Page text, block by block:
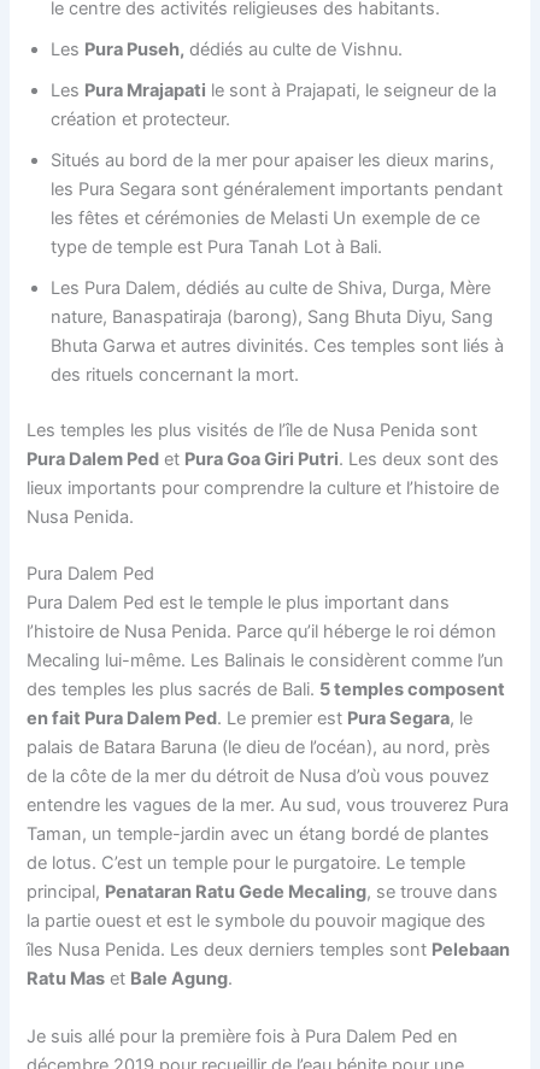
le centre des activités religieuses des habitants.
Les Pura Puseh, dédiés au culte de Vishnu.
Les Pura Mrajapati le sont à Prajapati, le seigneur de la
création et protecteur.
Situés au bord de la mer pour apaiser les dieux marins,
les Pura Segara sont généralement importants pendant
les fêtes et cérémonies de Melasti Un exemple de ce
type de temple est Pura Tanah Lot à Bali.
Les Pura Dalem, dédiés au culte de Shiva, Durga, Mère
nature, Banaspatiraja (barong), Sang Bhuta Diyu, Sang
Bhuta Garwa et autres divinités. Ces temples sont liés à
des rituels concernant la mort.
Les temples les plus visités de l’île de Nusa Penida sont
Pura Dalem Ped et Pura Goa Giri Putri. Les deux sont des
lieux importants pour comprendre la culture et l’histoire de
Nusa Penida.
Pura Dalem Ped
Pura Dalem Ped est le temple le plus important dans
l’histoire de Nusa Penida. Parce qu’il héberge le roi démon
Mecaling lui-même. Les Balinais le considèrent comme l’un
des temples les plus sacrés de Bali. 5 temples composent
en fait Pura Dalem Ped. Le premier est Pura Segara, le
palais de Batara Baruna (le dieu de l’océan), au nord, près
de la côte de la mer du détroit de Nusa d’où vous pouvez
entendre les vagues de la mer. Au sud, vous trouverez Pura
Taman, un temple-jardin avec un étang bordé de plantes
de lotus. C’est un temple pour le purgatoire. Le temple
principal, Penataran Ratu Gede Mecaling, se trouve dans
la partie ouest et est le symbole du pouvoir magique des
îles Nusa Penida. Les deux derniers temples sont Pelebaan
Ratu Mas et Bale Agung.
Je suis allé pour la première fois à Pura Dalem Ped en